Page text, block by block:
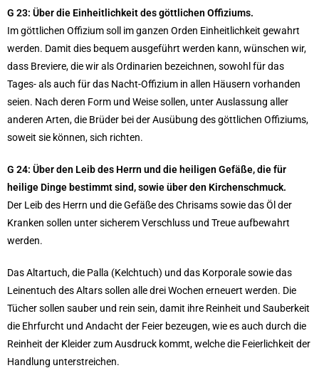
G 23: Über die Einheitlichkeit des göttlichen Offiziums.
Im göttlichen Offizium soll im ganzen Orden Einheitlichkeit gewahrt
werden. Damit dies bequem ausgeführt werden kann, wünschen wir,
dass Breviere, die wir als Ordinarien bezeichnen, sowohl für das
Tages- als auch für das Nacht-Offizium in allen Häusern vorhanden
seien. Nach deren Form und Weise sollen, unter Auslassung aller
anderen Arten, die Brüder bei der Ausübung des göttlichen Offiziums,
soweit sie können, sich richten.
G 24: Über den Leib des Herrn und die heiligen Gefäße, die für
heilige Dinge bestimmt sind, sowie über den Kirchenschmuck.
Der Leib des Herrn und die Gefäße des Chrisams sowie das Öl der
Kranken sollen unter sicherem Verschluss und Treue aufbewahrt
werden.
Das Altartuch, die Palla (Kelchtuch) und das Korporale sowie das
Leinentuch des Altars sollen alle drei Wochen erneuert werden. Die
Tücher sollen sauber und rein sein, damit ihre Reinheit und Sauberkeit
die Ehrfurcht und Andacht der Feier bezeugen, wie es auch durch die
Reinheit der Kleider zum Ausdruck kommt, welche die Feierlichkeit der
Handlung unterstreichen.